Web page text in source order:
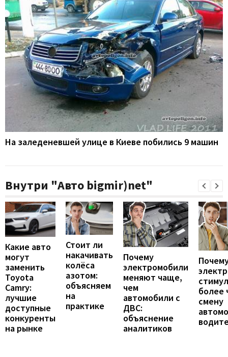
На заледеневшей улице в Киеве побились 9 машин
Внутри "Авто bigmir)net"
Какие авто
могут
заменить
Toyota
Camry:
лучшие
доступные
конкуренты
на рынке
Стоит ли
накачивать
колёса
азотом:
объясняем
на
практике
Почему
электромобили
меняют чаще,
чем
автомобили с
ДВС:
объяснение
аналитиков
более
смену